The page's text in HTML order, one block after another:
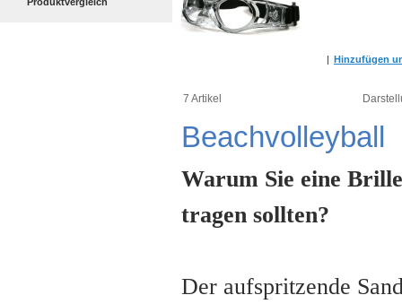
| Hinzufügen
7 Artikel
Beachvolleyball
Warum Sie eine
tragen sollten?
Der aufspritzende